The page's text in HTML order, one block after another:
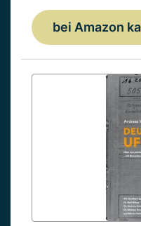
bei Amazon